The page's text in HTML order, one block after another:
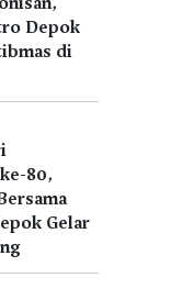
Depok
di
80,
Gelar